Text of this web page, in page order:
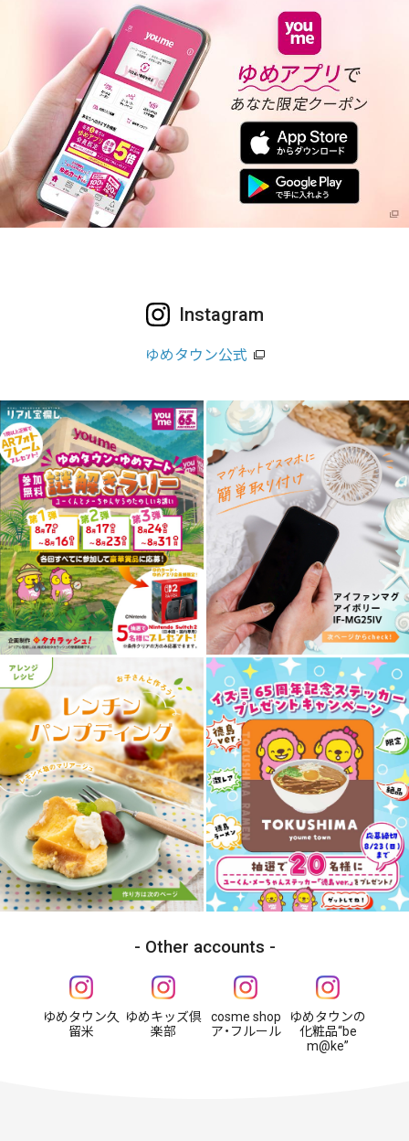
Instagram
ゆめタウン公式
Other accounts
ゆめタウン久
留米
ゆめキッズ倶
楽部
cosme shop
ア・フルール
ゆめタウンの
化粧品“be
m@ke”